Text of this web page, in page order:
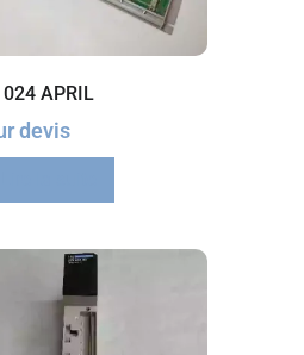
APRIL
devis